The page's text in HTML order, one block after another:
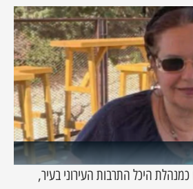
היכל התרבות העירוני בעיר,